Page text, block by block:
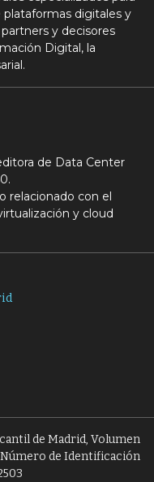
digitales y
y decisores
Digital, la
de Data Center
relacionado con el
y cloud
de Madrid, Volumen
Número de Identificación